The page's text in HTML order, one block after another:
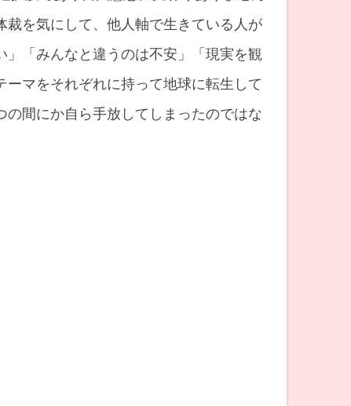
を気にして、他人軸で生きている人が
「みんなと違うのは不安」「現実を観
マをそれぞれに持って地球に転生して
間にか自ら手放してしまったのではな